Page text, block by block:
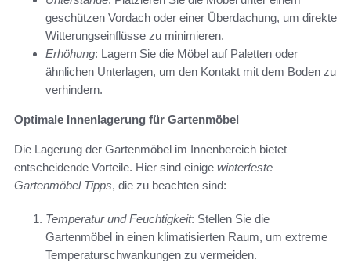
geschützen Vordach oder einer Überdachung, um direkte
Witterungseinflüsse zu minimieren.
Erhöhung: Lagern Sie die Möbel auf Paletten oder
ähnlichen Unterlagen, um den Kontakt mit dem Boden zu
verhindern.
Optimale Innenlagerung für Gartenmöbel
Die Lagerung der Gartenmöbel im Innenbereich bietet
entscheidende Vorteile. Hier sind einige winterfeste
Gartenmöbel Tipps, die zu beachten sind:
Temperatur und Feuchtigkeit: Stellen Sie die
Gartenmöbel in einen klimatisierten Raum, um extreme
Temperaturschwankungen zu vermeiden.